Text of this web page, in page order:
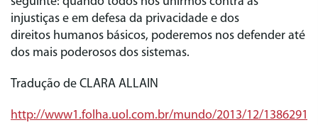
injustiças e em defesa da privacidade e dos
direitos humanos básicos, poderemos nos defender até
dos mais poderosos dos sistemas.
Tradução de CLARA ALLAIN
http://www1.folha.uol.com.br/mundo/2013/12/1386291-